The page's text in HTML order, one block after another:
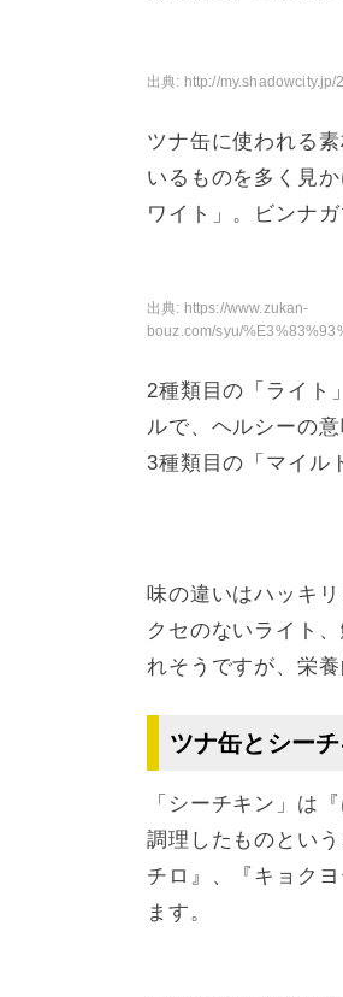
出典: http://
ツナ缶に使われる
いるものを多く見
ワイト」。ビンナ
出典: https://www.zukan-
bouz.com/syu/
2種類目の「ライト
ルで、ヘルシーの
3種類目の「マイル
味の違いはハッキ
クセのないライト
れそうですが、栄
ツナ缶とシー
「シーチキン」は
調理したものとい
チロ』、『キョク
ます。